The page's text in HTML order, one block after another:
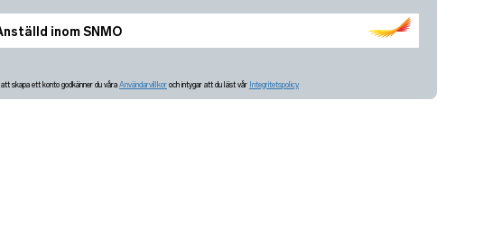
inom SNMO
skapa ett konto godkänner du våra Användarvillkor och intygar att du läst vår Integritetspolicy.